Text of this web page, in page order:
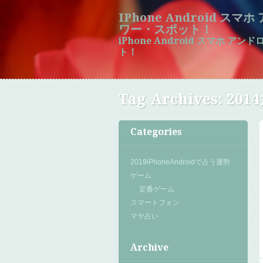
IPhone Android スマホ
ワー・スポット！
iPhone Android スマホ アンド
ト！
Tag Archives:
Categories
2019iPhoneAndroidで占う運勢
ゲーム
定番ゲーム
スマートフォン
マヤ占い
Archive